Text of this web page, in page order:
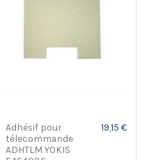
Adhésif pour
télecommande
ADHTLM YOKIS
19,15 €